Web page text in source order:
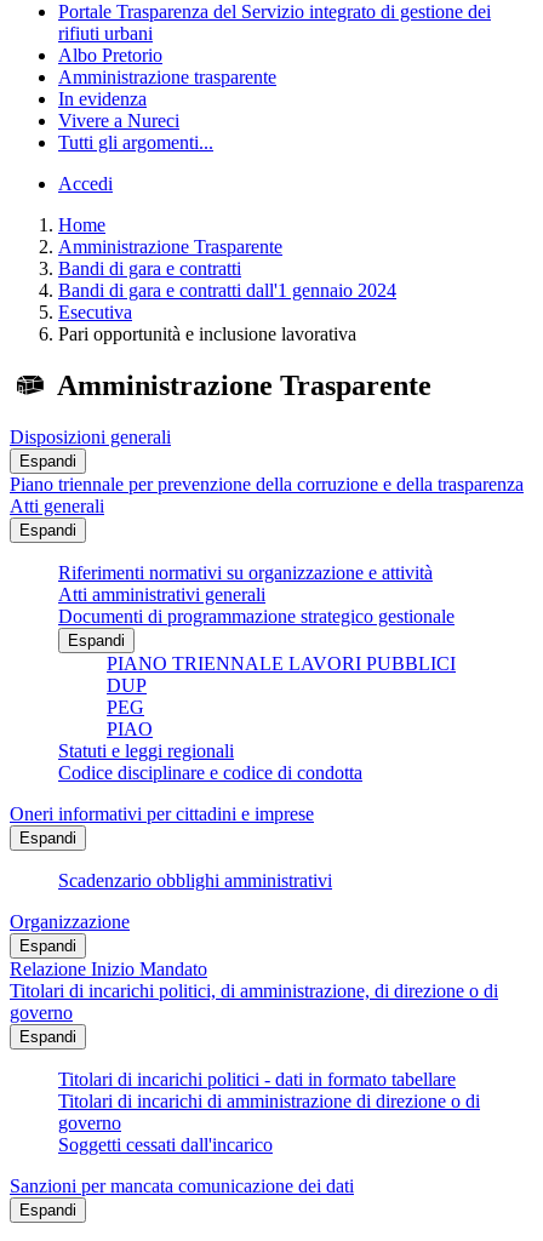
Portale Trasparenza del Servizio integrato di gestione dei
rifiuti urbani
Albo Pretorio
Amministrazione trasparente
In evidenza
Vivere a Nureci
Tutti gli argomenti...
Accedi
Home
Amministrazione Trasparente
Bandi di gara e contratti
Bandi di gara e contratti dall'1 gennaio 2024
Esecutiva
Pari opportunità e inclusione lavorativa
Amministrazione Trasparente
Disposizioni generali
Espandi
Piano triennale per prevenzione della corruzione e della trasparenza
Atti generali
Espandi
Riferimenti normativi su organizzazione e attività
Atti amministrativi generali
Documenti di programmazione strategico gestionale
Espandi
PIANO TRIENNALE LAVORI PUBBLICI
DUP
PEG
PIAO
Statuti e leggi regionali
Codice disciplinare e codice di condotta
Oneri informativi per cittadini e imprese
Espandi
Scadenzario obblighi amministrativi
Organizzazione
Espandi
Relazione Inizio Mandato
Titolari di incarichi politici, di amministrazione, di direzione o di
governo
Espandi
Titolari di incarichi politici - dati in formato tabellare
Titolari di incarichi di amministrazione di direzione o di
governo
Soggetti cessati dall'incarico
Sanzioni per mancata comunicazione dei dati
Espandi